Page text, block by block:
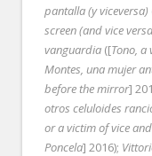
pantalla (y viceversa)
screen (and vice
vanguardia ([Tono,
Montes, una mujer
before the mirror]
otros celuloides
or a victim of vice
Poncela] 2016);